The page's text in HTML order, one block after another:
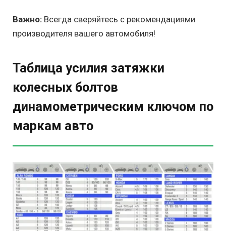
Важно: Всегда сверяйтесь с рекомендациями
производителя вашего автомобиля!
Таблица усилия затяжки
колесных болтов
динамометрическим ключом по
маркам авто